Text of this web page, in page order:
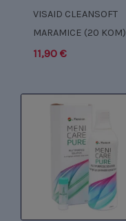
VISAID CLEANSOFT
MARAMICE (20 KOM)
11,90 €